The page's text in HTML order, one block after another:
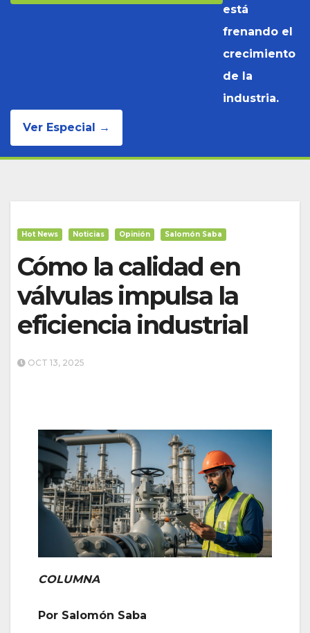
está
frenando el
crecimiento
de la
industria.
Ver Especial →
Hot News Noticias Opinión Salomón Saba
Cómo la calidad en
válvulas impulsa la
eficiencia industrial
OCT 13, 2025
COLUMNA
Por Salomón Saba